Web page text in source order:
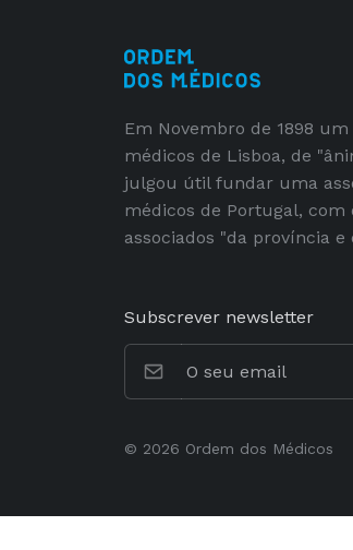
Em Novembro de 1898
médicos de Lisboa, de
julgou útil fundar uma
médicos de Portugal,
associados "da província e
Subscrever newsletter
© 2026 Ordem dos Médicos